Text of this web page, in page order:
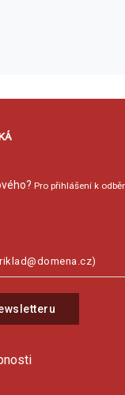
Pro přihlášení k